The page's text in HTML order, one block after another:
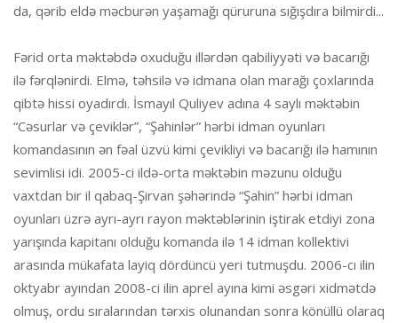
da, qərib eldə məcburən yaşamağı qüruruna sığışdıra bilmirdi...
Fərid orta məktəbdə oxuduğu illərdən qabiliyyəti və bacarığı
ilə fərqlənirdi. Elmə, təhsilə və idmana olan marağı çoxlarında
qibtə hissi oyadırdı. İsmayıl Quliyev adına 4 saylı məktəbin
“Cəsurlar və çeviklər”, “Şahinlər” hərbi idman oyunları
komandasının ən fəal üzvü kimi çevikliyi və bacarığı ilə hamının
sevimlisi idi. 2005-ci ildə-orta məktəbin məzunu olduğu
vaxtdan bir il qabaq-Şirvan şəhərində “Şahin” hərbi idman
oyunları üzrə ayrı-ayrı rayon məktəblərinin iştirak etdiyi zona
yarışında kapitanı olduğu komanda ilə 14 idman kollektivi
arasında mükafata layiq dördüncü yeri tutmuşdu. 2006-cı ilin
oktyabr ayından 2008-ci ilin aprel ayına kimi əsgəri xidmətdə
olmuş, ordu sıralarından tərxis olunandan sonra könüllü olaraq